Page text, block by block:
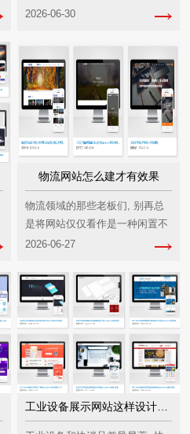
开始就怀有将产品照片一股脑地
便属于“展示”了。实际上这远远
不足够。客户前来浏···
2026-06-30
物流网站怎么建才有效果
物流领域的那些老板们, 别再总
是将网站仅仅看作是一种闲置不
用的事物。一个确实能够给到你
是简单放置些公司的介绍内容以
及几张卡车图片就算大···
2026-06-27
工业设备展示网站这样设计客户看了就想下单